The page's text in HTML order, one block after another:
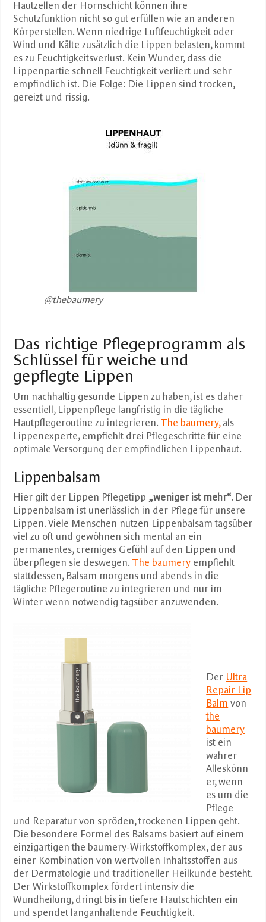
Hautzellen der Hornschicht können ihre
Schutzfunktion nicht so gut erfüllen wie an anderen
Körperstellen. Wenn niedrige Luftfeuchtigkeit oder
Wind und Kälte zusätzlich die Lippen belasten, kommt
es zu Feuchtigkeitsverlust. Kein Wunder, dass die
Lippenpartie schnell Feuchtigkeit verliert und sehr ​
empfindlich ist. Die Folge: Die Lippen sind trocken,
gereizt und rissig.
@thebaumery
Das richtige Pflegeprogramm als
Schlüssel für weiche und
gepflegte Lippen
Um nachhaltig gesunde Lippen zu haben, ist es daher
essentiell, Lippenpflege langfristig in die tägliche
Hautpflegeroutine zu integrieren. The baumery, als
Lippenexperte, empfiehlt drei Pflegeschritte für eine
optimale Versorgung der empfindlichen Lippenhaut.
Lippenbalsam
Hier gilt der Lippen Pflegetipp „weniger ist mehr“. Der
Lippenbalsam ist unerlässlich in der Pflege für unsere
Lippen. Viele Menschen nutzen Lippenbalsam tagsüber
viel zu oft und gewöhnen sich mental an ein
permanentes, cremiges Gefühl auf den Lippen und
überpflegen sie deswegen. The baumery empfiehlt
stattdessen, Balsam morgens und abends in die
tägliche Pflegeroutine zu integrieren und nur im
Winter wenn notwendig tagsüber anzuwenden.
Der Ultra
Repair Lip
Balm von
the
baumery
ist ein
wahrer
Alleskönn
er, wenn
es um die
Pflege
und Reparatur von spröden, trockenen Lippen geht.
Die besondere Formel des Balsams basiert auf einem
einzigartigen the baumery-Wirkstoffkomplex, der aus
einer Kombination von wertvollen Inhaltsstoffen aus
der Dermatologie und traditioneller Heilkunde besteht.
Der Wirkstoffkomplex fördert intensiv die
Wundheilung, dringt bis in tiefere Hautschichten ein
und spendet langanhaltende Feuchtigkeit.